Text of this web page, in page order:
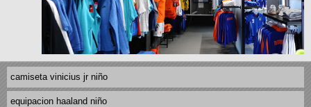
camiseta vinicius jr niño
equipacion haaland niño